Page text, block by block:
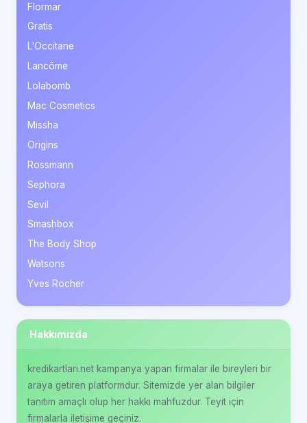
Flormar
Gratis
L'Occitane
Lancôme
Lolabomb
Mac Cosmetics
Missha
Origins
Rossmann
Sephora
Sevil
Smashbox
The Body Shop
Watsons
Yves Rocher
Hakkımızda
kredikartlari.net kampanya yapan firmalar ile bireyleri bir
araya getiren platformdur. Sitemizde yer alan bilgiler
tanıtım amaçlı olup her hakkı mahfuzdur. Teyit için
firmalarla iletişime geçiniz.